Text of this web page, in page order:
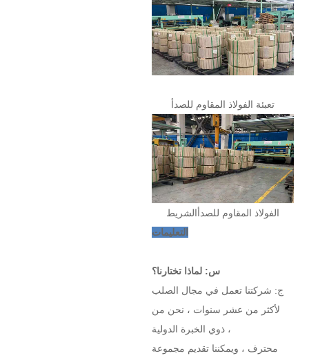
تعبئة الفولاذ المقاوم للصدأ
الفولاذ المقاوم للصدأالشريط
التعليمات
س: لماذا تختارنا؟
ج: شركتنا تعمل في مجال الصلب
لأكثر من عشر سنوات ، نحن من
ذوي الخبرة الدولية ،
محترف ، ويمكننا تقديم مجموعة